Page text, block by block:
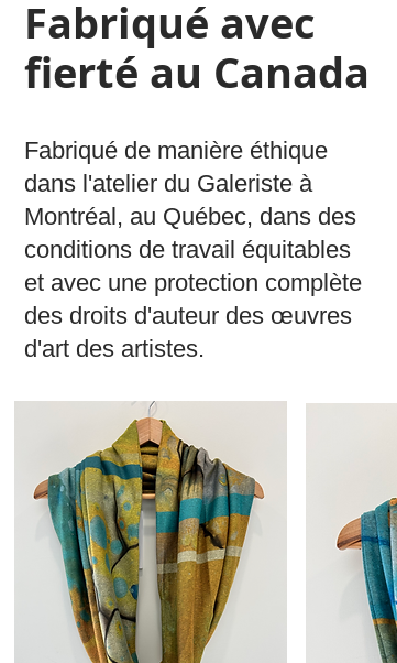
Fabriqué avec
fierté au Canada
Fabriqué de manière éthique
dans l'atelier du Galeriste à
Montréal, au Québec, dans des
conditions de travail équitables
et avec une protection complète
des droits d'auteur des œuvres
d'art des artistes.